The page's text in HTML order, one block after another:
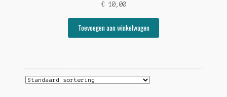
€ 10,00
Toevoegen aan winkelwagen